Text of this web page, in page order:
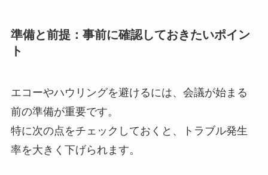
準備と前提：事前に確認しておきたいポイン
ト
エコーやハウリングを避けるには、会議が始まる
前の準備が重要です。
特に次の点をチェックしておくと、トラブル発生
率を大きく下げられます。